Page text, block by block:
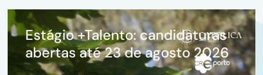
Estágio +Talento: candidaturas
abertas até 23 de agosto 2026